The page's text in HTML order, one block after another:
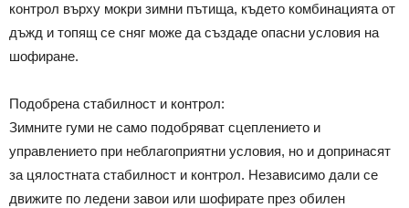
контрол върху мокри зимни пътища, където комбинацията от
дъжд и топящ се сняг може да създаде опасни условия на
шофиране.
Подобрена стабилност и контрол:
Зимните гуми не само подобряват сцеплението и
управлението при неблагоприятни условия, но и допринасят
за цялостната стабилност и контрол. Независимо дали се
движите по ледени завои или шофирате през обилен